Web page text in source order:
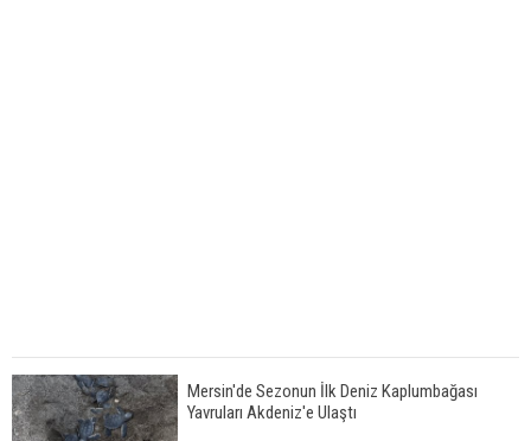
Mersin'de Sezonun İlk Deniz Kaplumbağası
Yavruları Akdeniz'e Ulaştı